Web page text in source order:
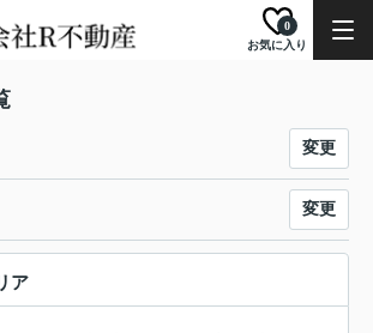
お気に入り
0
変更
変更
ア